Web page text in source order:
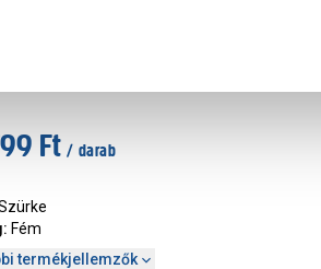
Ft / darab
: Fém
termékjellemzők